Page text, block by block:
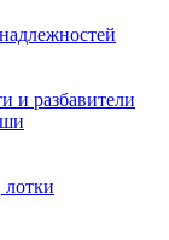
и разбавители